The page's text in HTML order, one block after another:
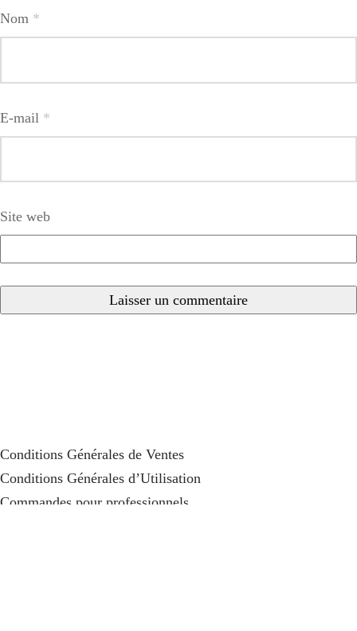
Nom *
E-mail *
Site web
Conditions Générales de Ventes
Conditions Générales d’Utilisation
Commandes pour professionnels